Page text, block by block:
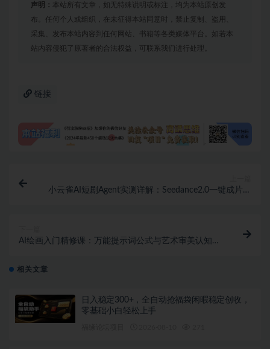
声明： 本站所有文章，如无特殊说明或标注，均为本站原创发
布。任何个人或组织，在未征得本站同意时，禁止复制、盗用、
采集、发布本站内容到任何网站、书籍等各类媒体平台。如若本
站内容侵犯了原著者的合法权益，可联系我们进行处理。
链接
小云雀AI短剧Agent实测详解：Seedance2.0一键成片流
AI绘画入门精修课：万能提示词公式与艺术审美认知，
相关文章
日入稳定300+，全自动抢福袋闲暇稳定创收，
零基础小白轻松上手